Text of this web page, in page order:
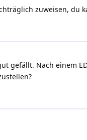
zuweisen, du
gefällt. Nach einem